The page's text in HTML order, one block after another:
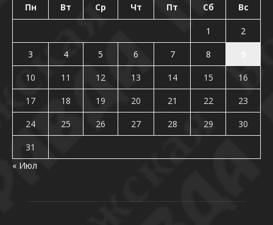
Пн Вт Ср Чт Пт Сб Вс
1
2
3
4 5 6 7 8
10
11 12 13 14 15
16
17
18 19 20 21 22
23
24
25 26 27 28 29
30
31
« Июл